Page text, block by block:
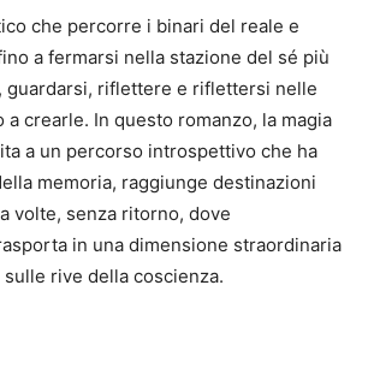
che percorre i binari del reale e
a fermarsi nella stazione del sé più
guardarsi, riflettere e riflettersi nelle
crearle. In questo romanzo, la magia
a un percorso introspettivo che ha
memoria, raggiunge destinazioni
volte, senza ritorno, dove
in una dimensione straordinaria
rive della coscienza.